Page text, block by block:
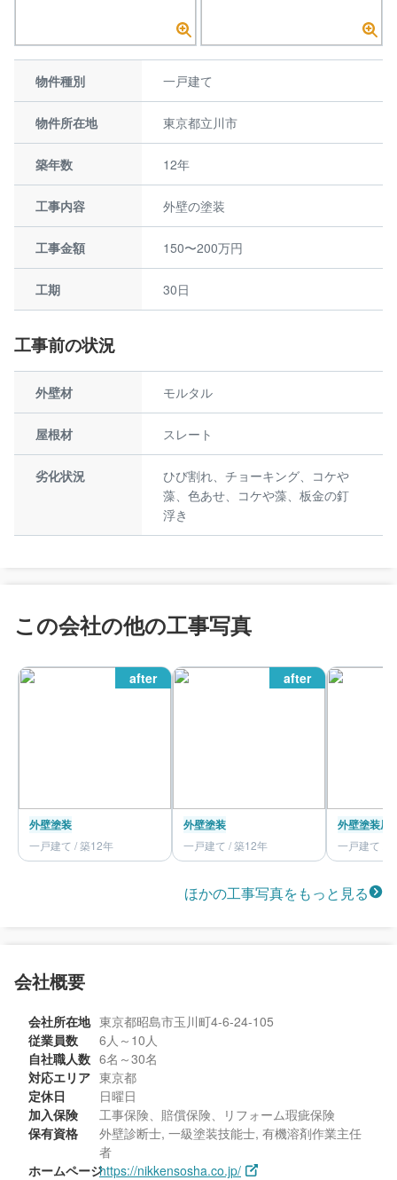
物件種別 一戸建て
物件所在地 東京都立川市
築年数 12年
工事内容 外壁の塗装
工事金額 150〜200万円
工期 30日
工事前の状況
外壁材 モルタル
屋根材 スレート
劣化状況
ひび割れ、チョーキング、コケや
藻、色あせ、コケや藻、板金の釘
浮き
この会社の他の工事写真
after
外壁塗装
一戸建て / 築12年
after
外壁塗装
一戸建て / 築12年
外壁塗装屋
一戸建て /
ほかの工事写真をもっと見る
会社概要
会社所在地 東京都昭島市玉川町4-6-24-105
従業員数
6人～10人
自社職人数 6名～30名
対応エリア 東京都
定休日
日曜日
加入保険
工事保険、賠償保険、リフォーム瑕疵保険
保有資格
外壁診断士, 一級塗装技能士, 有機溶剤作業主任
者
ホームページhttps://nikkensosha.co.jp/